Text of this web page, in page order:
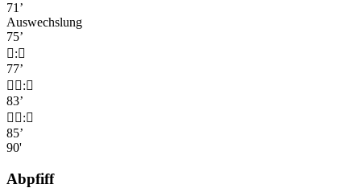
71’
Auswechslung
75’
:
77’
:
83’
:
85’
90'
Abpfiff